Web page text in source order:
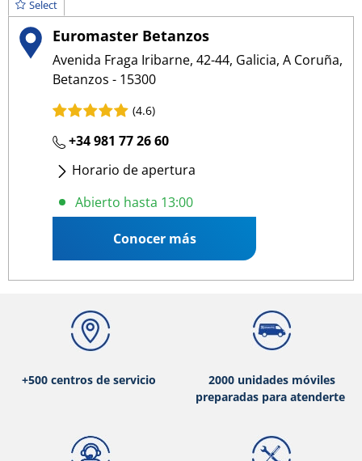
Select
Euromaster Betanzos
Avenida Fraga Iribarne, 42-44, Galicia, A Coruña,
Betanzos - 15300
(4.6)
+34 981 77 26 60
Horario de apertura
Lunes- Viernes:09:00 13:00
Abierto hasta 13:00
Conocer más
+500 centros de servicio
2000 unidades móviles
preparadas para atenderte